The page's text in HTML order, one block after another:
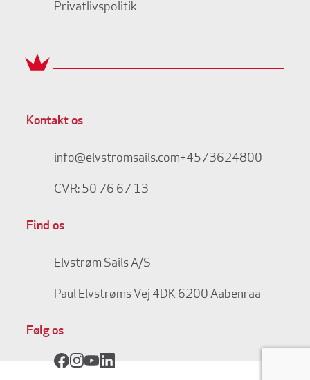
Privatlivspolitik
Kontakt os
info@elvstromsails.com+4573624800
CVR: 50 76 67 13
Find os
Elvstrøm Sails A/S
Paul Elvstrøms Vej 4DK 6200 Aabenraa
Følg os